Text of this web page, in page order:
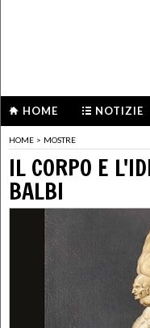
HOME NOTIZIE
HOME > MOSTRE
IL CORPO E
BALBI